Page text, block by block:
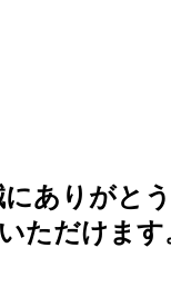
ありがとう
ただけます